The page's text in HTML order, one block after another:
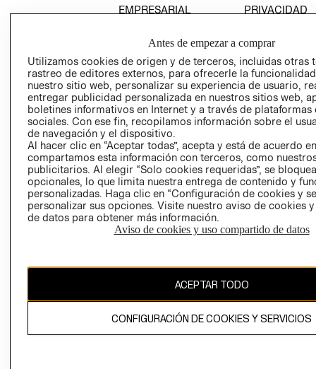
EMPRESARIAL
PRIVACIDAD
AVISO DE
COOKIES
LIBRO DE
Ecuador ($)
CAMBIAR REGIÓN
El contenido de esta página web está protegido por copyright y es
Antes de empezar a comprar
Utilizamos cookies de origen y de terceros, incluidas otras
rastreo de editores externos, para ofrecerle la
nuestro sitio web, personalizar su experiencia de usuario,
entregar publicidad personalizada en nuestros sitios web,
boletines informativos en Internet y a través de plataformas
sociales. Con ese fin, recopilamos información sobre el
de navegación y el dispositivo.
Al hacer clic en “Aceptar todas”, acepta y está de acuerdo
compartamos esta información con terceros, como
publicitarios. Al elegir “Solo cookies requeridas”, se
opcionales, lo que limita nuestra entrega de contenido y
personalizadas. Haga clic en “Configuración de cookies y
personalizar sus opciones. Visite nuestro aviso de cookies
de datos para obtener más información.
Aviso de cookies y uso compartido de datos
ACEPTAR TODO
CONFIGURACIÓN DE COOKIES Y SERVICIOS